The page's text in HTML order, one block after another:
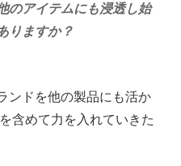
のアイテムにも浸透し始
りますか？
ンドを他の製品にも活か
含めて力を入れていきた